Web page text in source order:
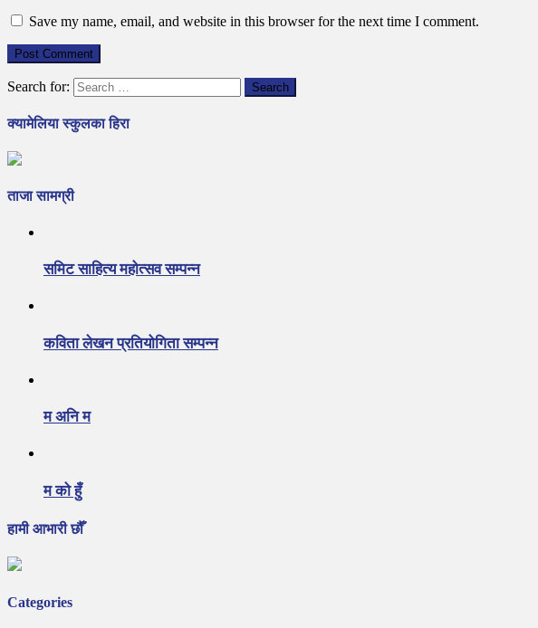
Save my name, email, and website in this browser for the next time I comment.
Search for:
क्यामेलिया स्कुलका हिरा
ताजा सामग्री
समिट साहित्य महोत्सव सम्पन्न
कविता लेखन प्रतियोगिता सम्पन्न
म अनि म
म को हुँ
हामी आभारी छौँ
Categories